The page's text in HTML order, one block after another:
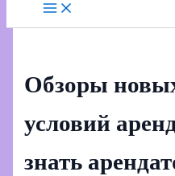
Обзоры
условий
знать